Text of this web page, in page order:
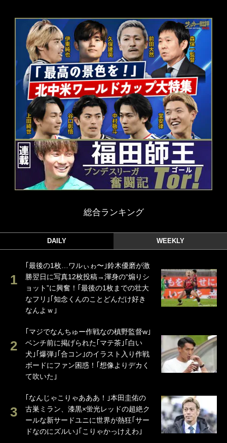
総合ランキング
DAILY WEEKLY
｢最後の1枚…ワルぃゎ〜｣鈴木優磨が激
勝翌日に写真12枚投稿→渾身の“煽りシ
ョット”に興奮！｢最後の1枚までの壮大
なフリ｣｢知念くんのことどんだけ好き
なんよｗ｣
｢マジでなんちゅー作戦なの槙野監督w｣
ベンチ前に掲げられた｢マテ茶｣｢白い
犬｣｢爆弾｣｢合コン｣のイラスト入り作戦
ボードにファン困惑！｢想像よりデカく
て吹いた｣
｢なんじゃこりゃあああ！｣本田圭佑の
古巣ミラン、漆黒×蛍光レッドの超絶ク
ールな新サードユニに世界が熱狂｢サー
ドなのにズルい｣｢こりゃかっけえわ｣